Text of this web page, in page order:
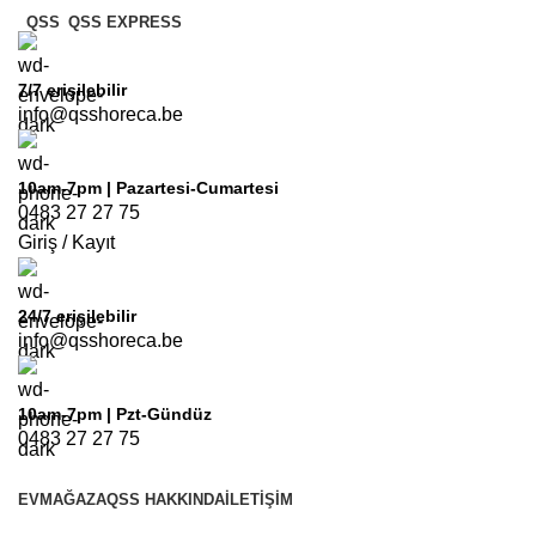
QSS QSS EXPRESS
7/7erişilebilir
info@qsshoreca.be
10am-7pm | Pazartesi-Cumartesi
0483 27 27 75
Giriş / Kayıt
24/7erişilebilir
info@qsshoreca.be
10am-7pm | Pzt-Gündüz
0483 27 27 75
EVMAĞAZAQSS HAKKINDAİLETIŞIM